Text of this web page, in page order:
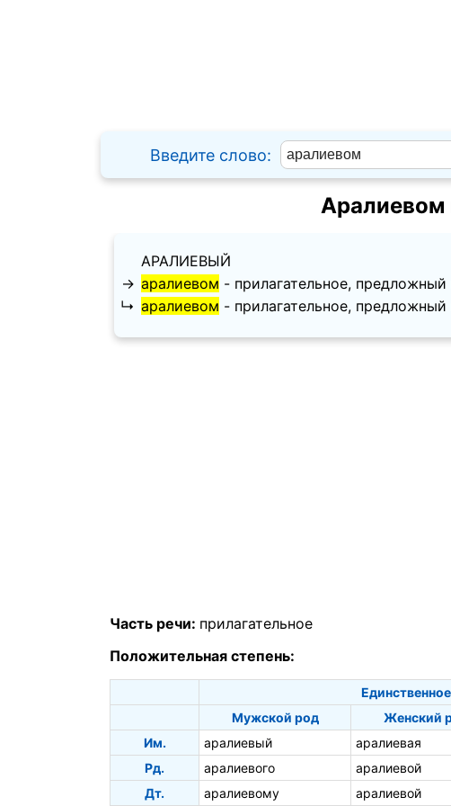
Введите слово:
Аралиевом
АРАЛИЕВЫЙ
→ аралиевом - прилагательное,
↳ аралиевом - прилагательное, предложный
Часть речи: прилагательное
Положительная степень:
Мужской род
Женский
Им.
аралиевый аралиевая
Рд.
аралиевого аралиевой
Дт.
аралиевому аралиевой